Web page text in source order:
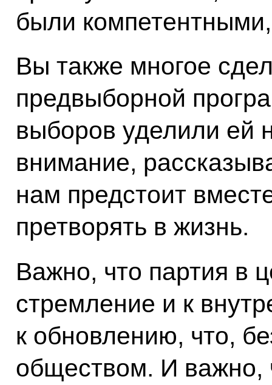
были
Вы также многое
предвыборной
выборов уделили ей
внимание,
нам предстоит
претворять в жизнь.
Важно, что партия в
стремление и к
к обновлению, что,
обществом. И важно,